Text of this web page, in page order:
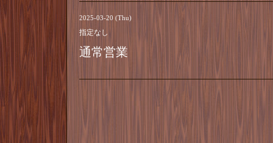
2025-03-20 (Thu)
指定なし
通常営業